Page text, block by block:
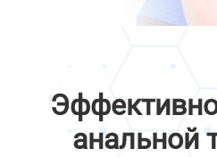
анальной